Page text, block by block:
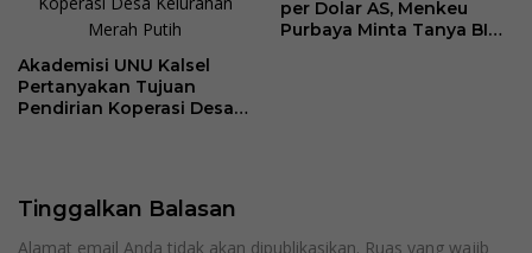
Akademisi UNU Kalsel
Pertanyakan Tujuan
Pendirian Koperasi Desa
per Dolar AS, Menkeu
Purbaya Minta Tanya BI
Tinggalkan Balasan
Alamat email Anda tidak akan dipublikasikan. Ruas yang wajib